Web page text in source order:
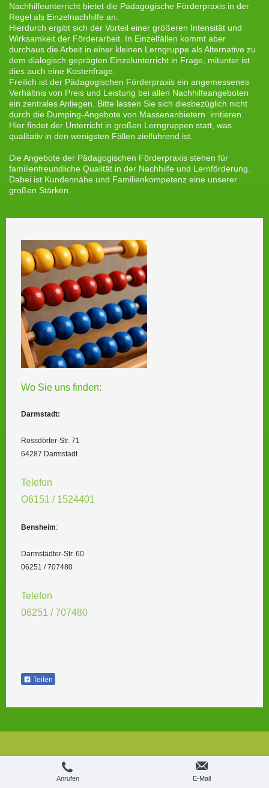
Nachhilfeunterricht bietet die Pädagogische Förderpraxis in der
Regel als Einzelnachhilfe an.
Hierdurch ergibt sich der Vorteil einer größeren Intensität und
Wirksamkeit der Förderarbeit. In Einzelfällen kommt aber
durchaus die Arbeit in einer kleinen Lerngruppe als Alternative zu
dem dialogisch geprägten Einzelunterricht in Frage, mitunter ist
dies auch eine Kostenfrage.
Freilich ist der Pädagogischen Förderpraxis ein angemessenes
Verhältnis von Preis und Leistung bei allen Nachhilfeangeboten
ein zentrales Anliegen. Bitte lassen Sie sich diesbezüglich nicht
durch die Dumping-Angebote von Massenanbietern irritieren.
Hier findet der Unterricht in großen Lerngruppen statt, was
qualitativ in den wenigsten Fällen zielführend ist.
Die Angebote der Pädagogischen Förderpraxis stehen für
familienfreundliche Qualität in der Nachhilfe und Lernförderung.
Dabei ist Kundennähe und Familienkompetenz eine unserer
großen Stärken.
Wo Sie uns finden:
Darmstadt:
Rossdörfer-Str. 71
64287 Darmstadt
Telefon
O6151 / 1524401
Bensheim:
Darmstädter-Str. 60
06251 / 707480
Telefon
06251 / 707480
Teilen
Druckversion
© Pädagogische Förderpraxis 2014
Anrufen E-Mail